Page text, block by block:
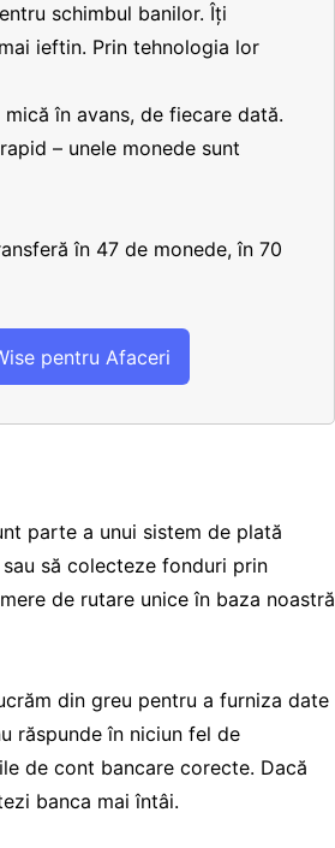
schimbul banilor. Îți
ieftin. Prin tehnologia lor
în avans, de fiecare dată.
– unele monede sunt
în 47 de monede, în 70
pentru Afaceri
parte a unui sistem de plată
să colecteze fonduri prin
de rutare unice în baza noastră
din greu pentru a furniza date
răspunde în niciun fel de
de cont bancare corecte. Dacă
banca mai întâi.